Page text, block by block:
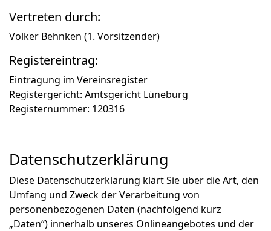
Vertreten durch:
Volker Behnken (1. Vorsitzender)
Registereintrag:
Eintragung im Vereinsregister
Registergericht: Amtsgericht Lüneburg
Registernummer: 120316
Datenschutzerklärung
Diese Datenschutzerklärung klärt Sie über die Art, den
Umfang und Zweck der Verarbeitung von
personenbezogenen Daten (nachfolgend kurz
„Daten“) innerhalb unseres Onlineangebotes und der